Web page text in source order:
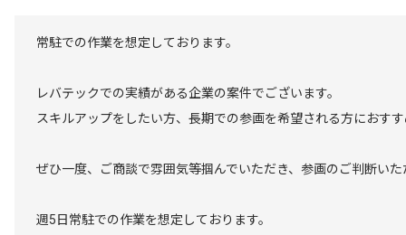
常駐での作業を想定しております。
レバテックでの実績がある企業の案件でございます。
スキルアップをしたい方、長期での参画を希望される方におす
ぜひ一度、ご商談で雰囲気等掴んでいただき、参画のご判断い
週5日常駐での作業を想定しております。